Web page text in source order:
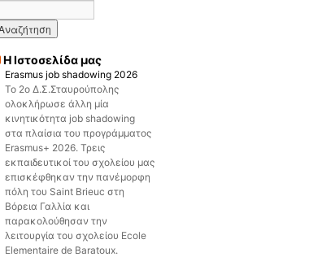
Η Ιστοσελίδα μας
Erasmus job shadowing 2026
Το 2ο Δ.Σ.Σταυρούπολης
ολοκλήρωσε άλλη μία
κινητικότητα job shadowing
στα πλαίσια του προγράμματος
Erasmus+ 2026. Τρεις
εκπαιδευτικοί του σχολείου μας
επισκέφθηκαν την πανέμορφη
πόλη του Saint Brieuc στη
Βόρεια Γαλλία και
παρακολούθησαν την
λειτουργία του σχολείου Ecole
Elementaire de Baratoux.